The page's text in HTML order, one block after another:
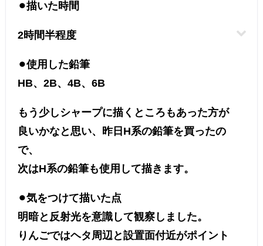
⚫︎描いた時間
2時間半程度
⚫︎使用した鉛筆
HB、2B、4B、6B
もう少しシャープに描くところもあった方が
良いかなと思い、昨日H系の鉛筆を買ったの
で、
次はH系の鉛筆も使用して描きます。
⚫︎気をつけて描いた点
明暗と反射光を意識して観察しました。
りんごではヘタ周辺と設置面付近がポイント